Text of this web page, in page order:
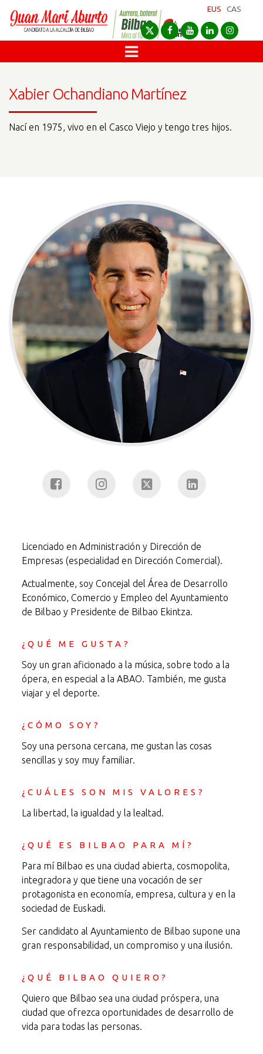
EUS CAS
Xabier Ochandiano Martínez
Nací en 1975, vivo en el Casco Viejo y tengo tres hijos.
Licenciado en Administración y Dirección de
Empresas (especialidad en Dirección Comercial).
Actualmente, soy Concejal del Área de Desarrollo
Económico, Comercio y Empleo del Ayuntamiento
de Bilbao y Presidente de Bilbao Ekintza.
¿QUÉ ME GUSTA?
Soy un gran aficionado a la música, sobre todo a la
ópera, en especial a la ABAO. También, me gusta
viajar y el deporte.
¿CÓMO SOY?
Soy una persona cercana, me gustan las cosas
sencillas y soy muy familiar.
¿CUÁLES SON MIS VALORES?
La libertad, la igualdad y la lealtad.
¿QUÉ ES BILBAO PARA MÍ?
Para mí Bilbao es una ciudad abierta, cosmopolita,
integradora y que tiene una vocación de ser
protagonista en economía, empresa, cultura y en la
sociedad de Euskadi.
Ser candidato al Ayuntamiento de Bilbao supone una
gran responsabilidad, un compromiso y una ilusión.
¿QUÉ BILBAO QUIERO?
Quiero que Bilbao sea una ciudad próspera, una
ciudad que ofrezca oportunidades de desarrollo de
vida para todas las personas.